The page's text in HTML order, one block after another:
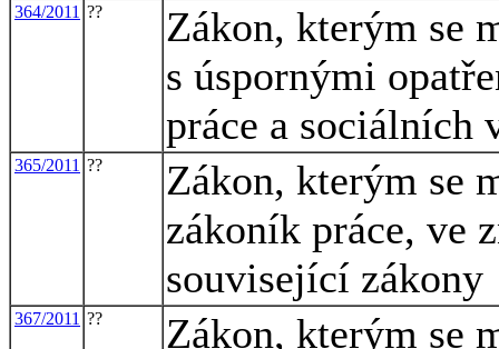
364/2011 ??
Zákon, kterým se
s úspornými
práce a sociálních
365/2011 ??
Zákon, kterým se
zákoník práce, ve
související zákony
367/2011 ??
Zákon, kterým se